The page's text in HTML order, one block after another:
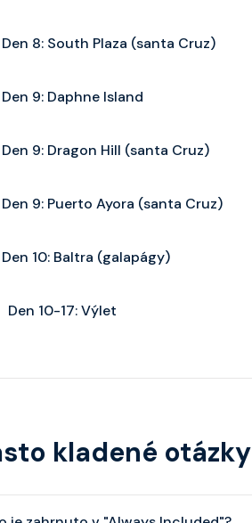
Den 8: South Plaza (santa Cruz)
Den 9: Daphne Island
Den 9: Dragon Hill (santa Cruz)
Den 9: Puerto Ayora (santa Cruz)
Den 10: Baltra (galapágy)
Den 10-17: Výlet
kladené otázky